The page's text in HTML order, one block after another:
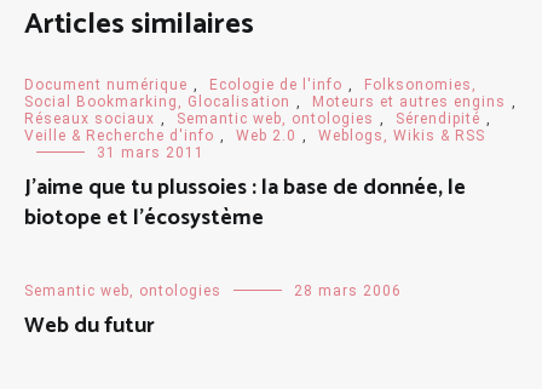
Articles similaires
Document numérique , Ecologie de l'info ,
Folksonomies,
Social Bookmarking, Glocalisation , Moteurs et autres engins ,
Réseaux sociaux , Semantic web, ontologies , Sérendipité ,
Veille & Recherche d'info , Web 2.0 ,
Weblogs, Wikis & RSS
31 mars 2011
J’aime que tu plussoies : la base de donnée, le
biotope et l’écosystème
Semantic web, ontologies 28 mars 2006
Web du futur